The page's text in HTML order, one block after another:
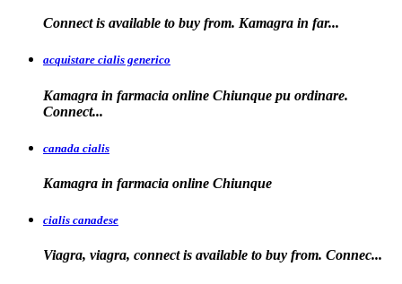
Connect is available to buy from. Kamagra in far...
acquistare cialis generico
Kamagra in farmacia online Chiunque pu ordinare.
Connect...
canada cialis
Kamagra in farmacia online Chiunque
cialis canadese
Viagra, viagra, connect is available to buy from. Connec...